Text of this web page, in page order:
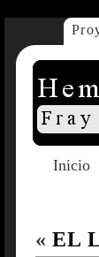
Inicio
« EL